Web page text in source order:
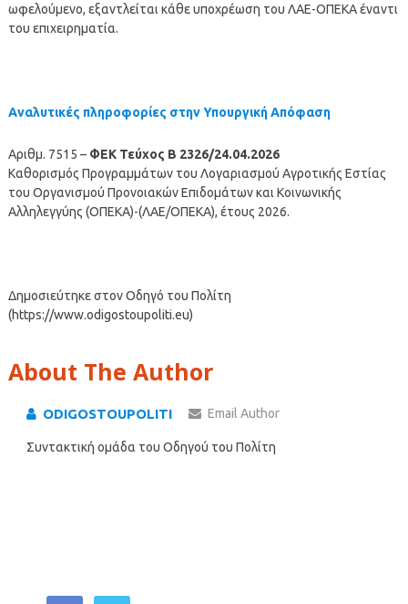
ωφελούμενο, εξαντλείται κάθε υποχρέωση του ΛΑΕ-ΟΠΕΚΑ έναντι
του επιχειρηματία.
Αναλυτικές πληροφορίες στην Υπουργική Απόφαση
Αριθμ. 7515 – ΦΕΚ Τεύχος Β 2326/24.04.2026
Καθορισμός Προγραμμάτων του Λογαριασμού Αγροτικής Εστίας
του Οργανισμού Προνοιακών Επιδομάτων και Κοινωνικής
Αλληλεγγύης (ΟΠΕΚΑ)-(ΛΑΕ/ΟΠΕΚΑ), έτους 2026.
Δημοσιεύτηκε στον Οδηγό του Πολίτη
(https://www.odigostoupoliti.eu)
About The Author
ODIGOSTOUPOLITI Email Author
Συντακτική ομάδα του Οδηγού του Πολίτη